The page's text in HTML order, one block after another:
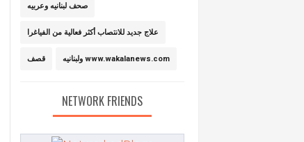
صحف لبنانيه وعربيه
علاج جديد للانتصاب أكثر فعالية من الفياغرا
قصف ولبنانيه www.wakalanews.com
NETWORK FRIENDS